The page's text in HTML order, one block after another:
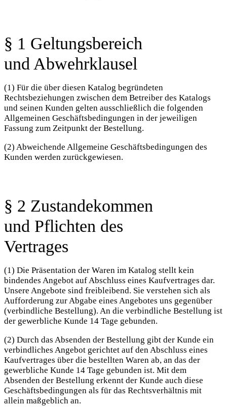
§ 1 Geltungsbereich
und Abwehrklausel
(1) Für die über diesen Katalog begründeten
Rechtsbeziehungen zwischen dem Betreiber des Katalogs
und seinen Kunden gelten ausschließlich die folgenden
Allgemeinen Geschäftsbedingungen in der jeweiligen
Fassung zum Zeitpunkt der Bestellung.
(2) Abweichende Allgemeine Geschäftsbedingungen des
Kunden werden zurückgewiesen.
§ 2 Zustandekommen
und Pflichten des
Vertrages
(1) Die Präsentation der Waren im Katalog stellt kein
bindendes Angebot auf Abschluss eines Kaufvertrages dar.
Unsere Angebote sind freibleibend. Sie verstehen sich als
Aufforderung zur Abgabe eines Angebotes uns gegenüber
(verbindliche Bestellung). An die verbindliche Bestellung ist
der gewerbliche Kunde 14 Tage gebunden.
(2) Durch das Absenden der Bestellung gibt der Kunde ein
verbindliches Angebot gerichtet auf den Abschluss eines
Kaufvertrages über die bestellten Waren ab, an das der
gewerbliche Kunde 14 Tage gebunden ist. Mit dem
Absenden der Bestellung erkennt der Kunde auch diese
Geschäftsbedingungen als für das Rechtsverhältnis mit
allein maßgeblich an.